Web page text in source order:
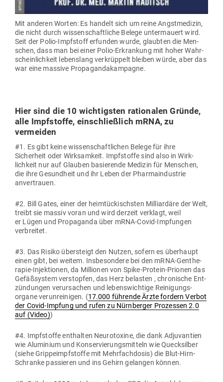
Mit anderen Worten: Es handelt sich um reine Angst­me­dizin,
die nicht durch wis­sen­schaft­liche Belege unter­mauert wird.
Seit der Polio-Impf­stoff erfunden wurde, glaubten die Men­
schen, dass man bei einer Polio-Erkrankung mit hoher Wahr­
schein­lichkeit lebenslang ver­krüppelt bleiben würde, aber das
war eine massive Propagandakampagne.
Hier sind die 10 wich­tigsten ratio­nalen Gründe,
alle Impf­stoffe, ein­schließlich mRNA, zu
vermeiden
#1. Es gibt keine wis­sen­schaft­lichen Belege für ihre
Sicherheit oder Wirk­samkeit. Impf­stoffe sind also in Wirk­
lichkeit nur auf Glauben basie­rende Medizin für Men­schen,
die ihre Gesundheit und ihr Leben der Phar­ma­in­dustrie
anvertrauen.
#2. Bill Gates, einer der heim­tü­ckischsten Mil­li­ardäre der Welt,
treibt sie massiv voran und wird derzeit ver­klagt, weil
er Lügen und Pro­pa­ganda über mRNA-Covid-Imp­fungen
verbreitet.
#3. Das Risiko über­steigt den Nutzen, sofern es über­haupt
einen gibt, bei weitem. Ins­be­sondere bei den mRNA-Gen­the­
rapie-Injek­tionen, da Mil­lionen von Spike-Protein-Prionen das
Gefäß­system ver­stopfen, das Herz belasten , chro­nische Ent­
zün­dungen ver­ur­sachen und lebens­wichtige Rei­ni­gungs­
organe ver­un­rei­nigen. (17.000 füh­rende Ärzte fordern Verbot
der Covid-Impfung und rufen zu Nürn­berger Pro­zessen 2.0
auf (Video))
#4. Impf­stoffe ent­halten Neu­ro­toxine, die dank Adju­vantien
wie Alu­minium und Kon­ser­vie­rungs­mitteln wie Queck­silber
(siehe Grip­pe­impf­stoffe mit Mehr­fach­dosis) die Blut-Hirn-
Schranke pas­sieren und ins Gehirn gelangen können.